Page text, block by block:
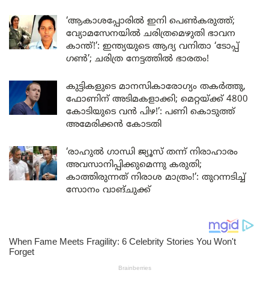
‘ആകാശപ്പോരിൽ ഇനി പെൺകരുത്ത്;
വ്യോമസേനയിൽ ചരിത്രമെഴുതി ഭാവന
കാന്ത്!’: ഇന്ത്യയുടെ ആദ്യ വനിതാ ‘ടോപ്പ്
ഗൺ’; ചരിത്ര നേട്ടത്തിൽ ഭാരതം!
കുട്ടികളുടെ മാനസികാരോഗ്യം തകർത്തു,
ഫോണിന് അടിമകളാക്കി; മെറ്റയ്ക്ക് 4800
കോടിയുടെ വൻ പിഴ!’: പണി കൊടുത്ത്
അമേരിക്കൻ കോടതി
‘രാഹുൽ ഗാന്ധി ജ്യൂസ് തന്ന് നിരാഹാരം
അവസാനിപ്പിക്കുമെന്നു കരുതി;
കാത്തിരുന്നത് നിരാശ മാത്രം!’: തുറന്നടിച്ച്
സോനം വാങ്‌ചുക്ക്